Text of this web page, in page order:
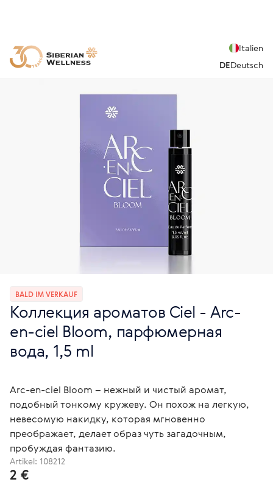
Italien
DEDeutsch
BALD IM VERKAUF
Коллекция ароматов Ciel - Arc-
en-ciel Bloom, парфюмерная
вода, 1,5 ml
Arc-en-ciel Bloom – нежный и чистый аромат,
подобный тонкому кружеву. Он похож на легкую,
невесомую накидку, которая мгновенно
преображает, делает образ чуть загадочным,
пробуждая фантазию.
Artikel: 108212
2 €